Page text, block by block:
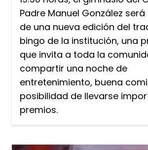
Padre Manuel González
de una nueva edición del
bingo de la institución, una
que invita a toda la
compartir una noche de
entretenimiento, buena
posibilidad de llevarse
premios.